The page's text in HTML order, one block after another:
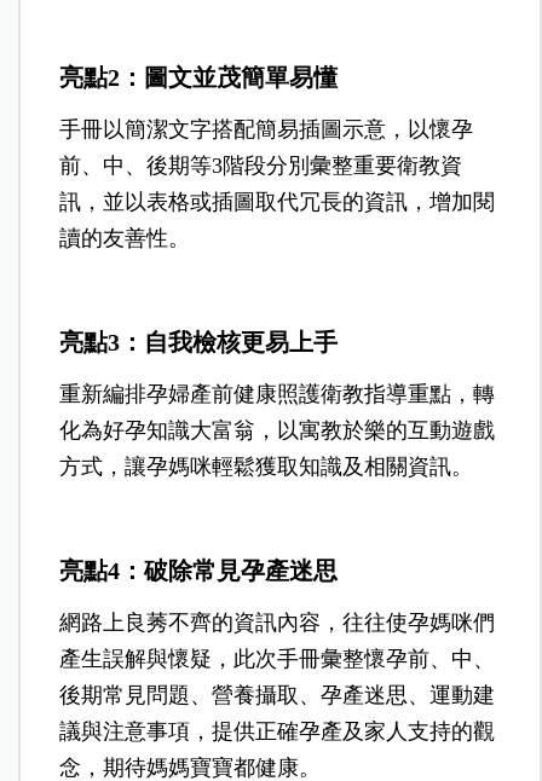
亮點2：圖文並茂簡單易懂
手冊以簡潔文字搭配簡易插圖示意，以懷孕
前、中、後期等3階段分別彙整重要衛教資
訊，並以表格或插圖取代冗長的資訊，增加閱
讀的友善性。
亮點3：自我檢核更易上手
重新編排孕婦產前健康照護衛教指導重點，轉
化為好孕知識大富翁，以寓教於樂的互動遊戲
方式，讓孕媽咪輕鬆獲取知識及相關資訊。
亮點4：破除常見孕產迷思
網路上良莠不齊的資訊內容，往往使孕媽咪們
產生誤解與懷疑，此次手冊彙整懷孕前、中、
後期常見問題、營養攝取、孕產迷思、運動建
議與注意事項，提供正確孕產及家人支持的觀
念，期待媽媽寶寶都健康。